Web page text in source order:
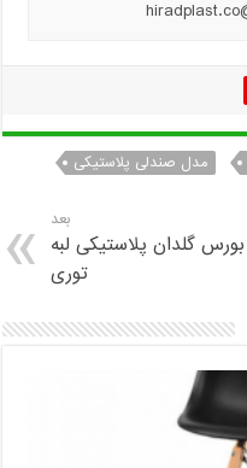
مدل صندلی پلاستیکی
بعد
بورس گلدان پلاستیکی لبه
توری